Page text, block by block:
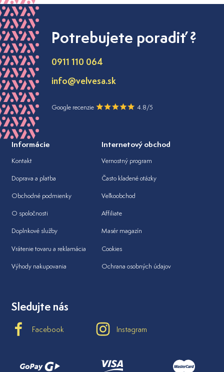
Potrebujete poradiť ?
0911 110 064
info@velvesa.sk
Google recenzie 4.8/5
Informácie
Kontakt
Doprava a platba
Obchodné podmienky
O spoločnosti
Doplnkové služby
Vrátenie tovaru a reklamácia
Výhody nakupovania
Internetový obchod
Vernostný program
Často kladené otázky
Veľkoobchod
Affiliate
Masér magazín
Cookies
Ochrana osobných údajov
Sledujte nás
Facebook Instagram